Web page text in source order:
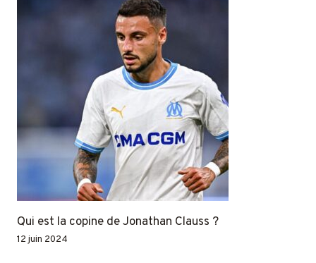
Qui est la copine de Jonathan Clauss ?
12 juin 2024